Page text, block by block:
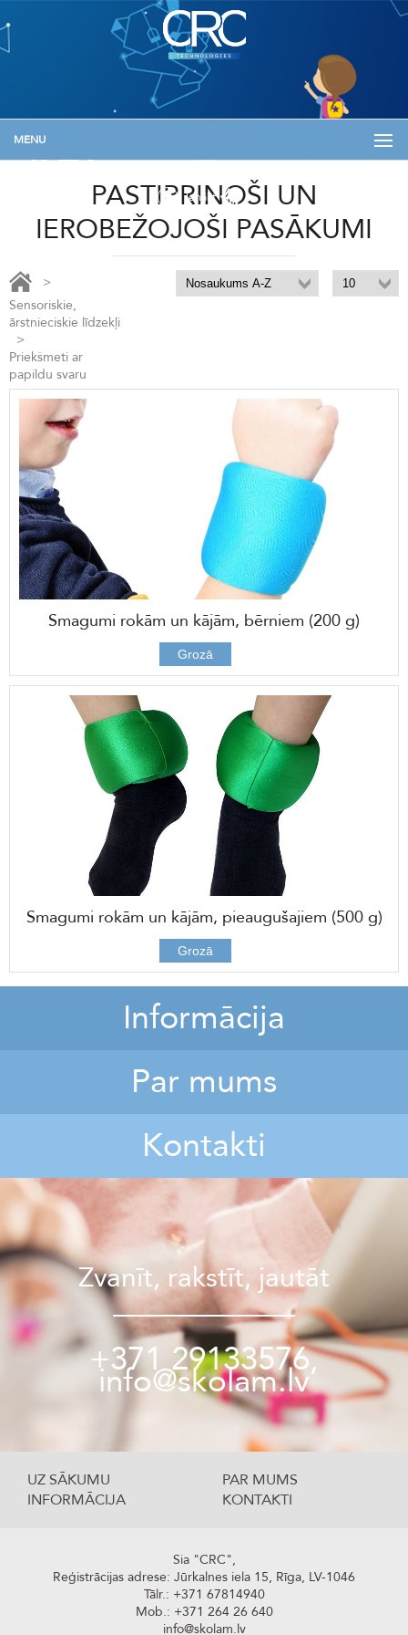
Ienākt
MENU
PASTIPRINOŠI UN
IEROBEŽOJOŠI PASĀKUMI
>
Sensoriskie,
ārstnieciskie līdzekļi
>
Priekšmeti ar
papildu svaru
Smagumi rokām un kājām, bērniem (200 g)
25,00 €
Grozā
Smagumi rokām un kājām, pieaugušajiem (500 g)
33,00 €
Grozā
Informācija
Par mums
Kontakti
Zvanīt, rakstīt, jautāt
+371 29133576,
info@skolam.lv
UZ SĀKUMU
PAR MUMS
INFORMĀCIJA
KONTAKTI
Sia "CRC",
Reģistrācijas adrese: Jūrkalnes iela 15, Rīga, LV-1046
Tālr.: +371 67814940
Mob.: +371 264 26 640
info@skolam.lv